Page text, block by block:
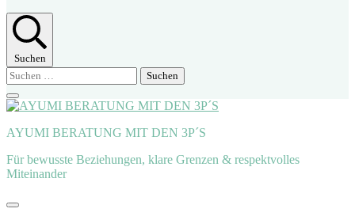
Suchen
Suchen
nach:
AYUMI BERATUNG MIT DEN 3P´S
Für bewusste Beziehungen, klare Grenzen & respektvolles
Miteinander